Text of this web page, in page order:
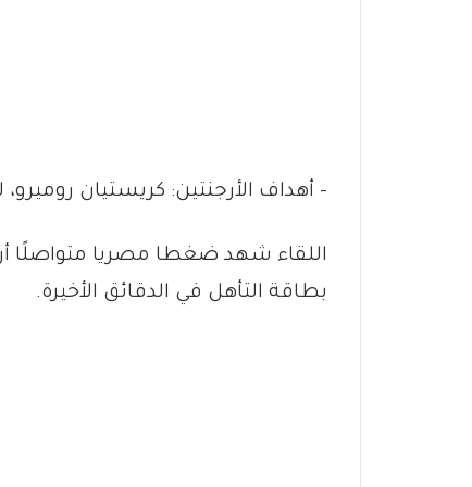
– أهداف الأرجنتين: كريستيان روميرو،
اللقاء شهد ضغطا مصريا متواصلًا
بطاقة التأهل في الدقائق الأخيرة.